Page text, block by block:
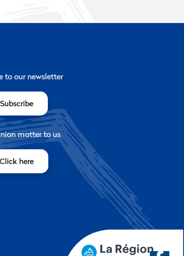
to our newsletter
Subscribe
matter to us
Click here